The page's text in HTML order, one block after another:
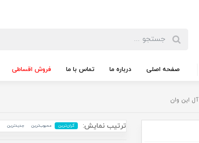
صفحه اصلی درباره ما تماس با ما فروش اقساطی
آل این وان
ترتیب نمایش: گران‌ترین محبوب‌ترین جدید‌ترین